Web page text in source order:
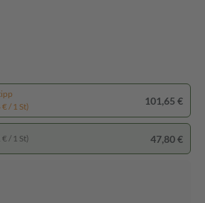
/ 1 St)
101,65 €
/ 1 St) 47,80 €